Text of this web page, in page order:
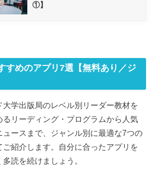
①】
すめのアプリ7選【無料あり／ジ
大学出版局のレベル別リーダー教材を
るリーディング・プログラムから人気
ュースまで、ジャンル別に最適な7つの
ご紹介します。自分に合ったアプリを
読を続けましょう。